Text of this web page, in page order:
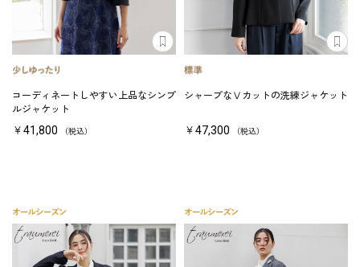
コーディネートしやすい上品なシンプ
ルジャケット
￥41,800 （税込）
シャープなⅤカットの洗練ジャケット
￥47,300 （税込）